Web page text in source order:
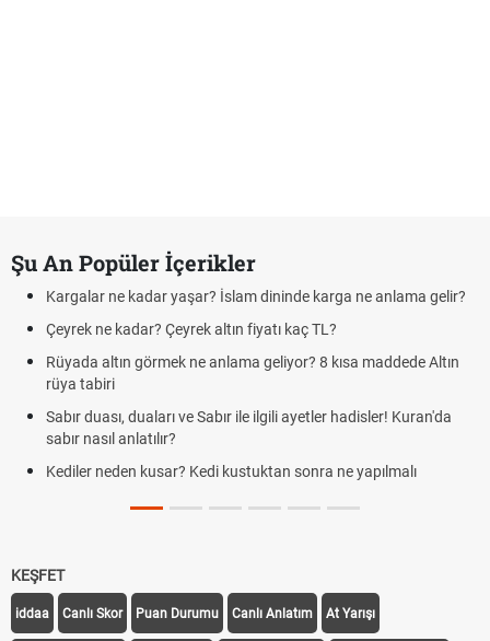
Şu An Popüler İçerikler
Kargalar ne kadar yaşar? İslam dininde karga ne anlama gelir?
Çeyrek ne kadar? Çeyrek altın fiyatı kaç TL?
Rüyada altın görmek ne anlama geliyor? 8 kısa maddede Altın
rüya tabiri
Sabır duası, duaları ve Sabır ile ilgili ayetler hadisler! Kuran'da
sabır nasıl anlatılır?
Kediler neden kusar? Kedi kustuktan sonra ne yapılmalı
KEŞFET
iddaa Canlı Skor Puan Durumu Canlı Anlatım At Yarışı